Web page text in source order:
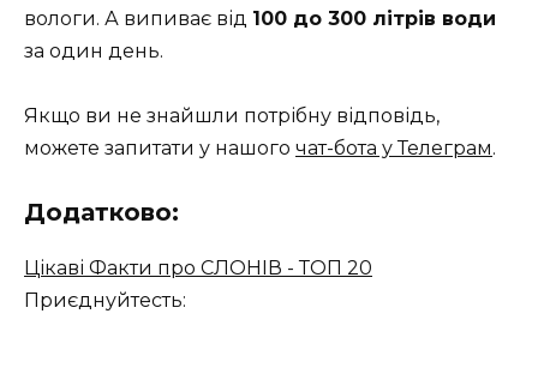
вологи. А випиває від 100 до 300 літрів води
за один день.
Якщо ви не знайшли потрібну відповідь,
можете запитати у нашого чат-бота у Телеграм.
Додатково:
Цікаві Факти про СЛОНІВ - ТОП 20
Приєднуйтесть: